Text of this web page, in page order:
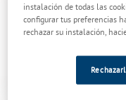
Dermatología
instalación de todas las
configurar tus preferencias
rechazar su instalación,